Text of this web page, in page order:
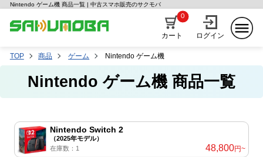
Nintendo ゲーム機 商品一覧 | 中古スマホ販売のサクモバ
カート
0
ログイン
TOP 商品 ゲーム Nintendo ゲーム機
Nintendo ゲーム機 商品一覧
Nintendo Switch 2
（2025年モデル）
在庫数：1
48,800円~